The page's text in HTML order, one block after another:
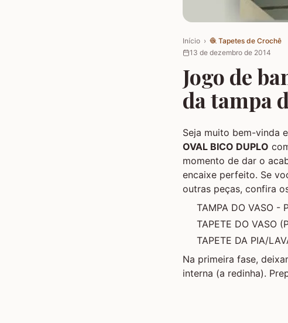
Início › 🧶 Tapetes de Crochê
13 de dezembro de 2014
Jogo de
da tampa
Seja muito bem-vinda
OVAL BICO DUPLO
momento de dar o
encaixe perfeito. Se
outras peças, confira
TAMPA DO VASO -
TAPETE DO VASO
TAPETE DA PIA/
Na primeira fase,
interna (a redinha).